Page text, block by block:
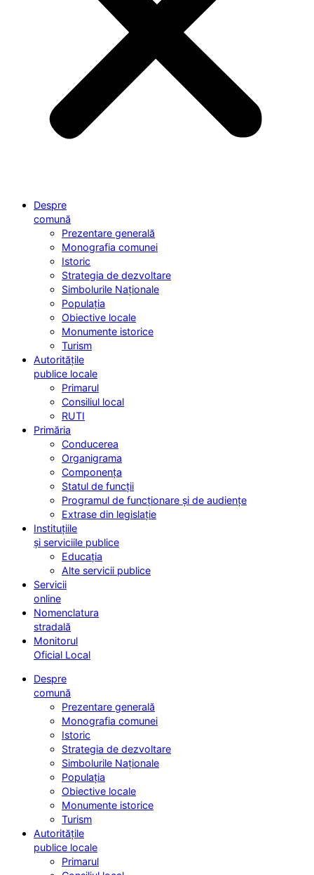
Despre
comună
Prezentare generală
Monografia comunei
Istoric
Strategia de dezvoltare
Simbolurile Naționale
Populația
Obiective locale
Monumente istorice
Turism
Autoritățile
publice locale
Primarul
Consiliul local
RUTI
Primăria
Conducerea
Organigrama
Componența
Statul de funcții
Programul de funcționare și de audiențe
Extrase din legislație
Instituțiile
și serviciile publice
Educația
Alte servicii publice
Servicii
online
Nomenclatura
stradală
Monitorul
Oficial Local
Despre
comună
Prezentare generală
Monografia comunei
Istoric
Strategia de dezvoltare
Simbolurile Naționale
Populația
Obiective locale
Monumente istorice
Turism
Autoritățile
publice locale
Primarul